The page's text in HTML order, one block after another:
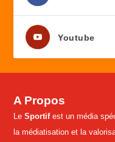
Youtube
A Propos
LeSportifest un média
la médiatisation et la